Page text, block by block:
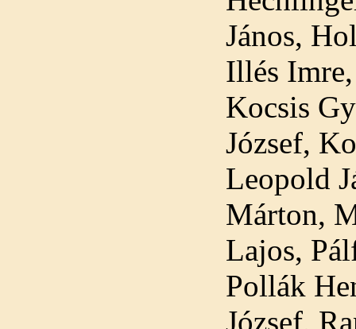
János,
Illés
Kocsis
József,
Leopold
Márton,
Lajos,
Pollák
József,